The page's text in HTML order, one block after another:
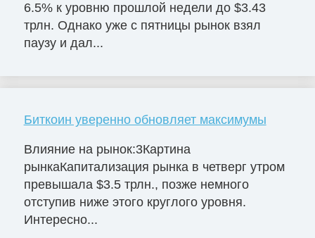
6.5% к уровню прошлой недели до $3.43
трлн. Однако уже с пятницы рынок взял
паузу и дал...
Биткоин уверенно обновляет максимумы
Влияние на рынок:3Картина
рынкаКапитализация рынка в четверг утром
превышала $3.5 трлн., позже немного
отступив ниже этого круглого уровня.
Интересно...